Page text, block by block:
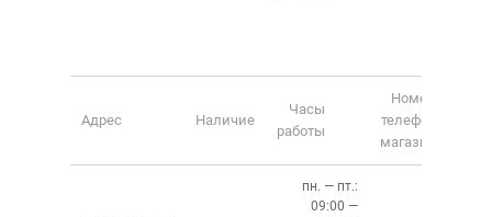
Адрес Наличие
Часы
работы
Номер
телефона
магазина
пн. — пт.:
09:00 —